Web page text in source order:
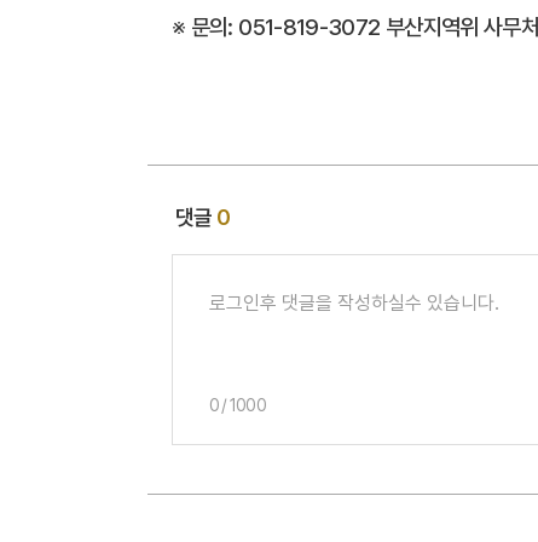
※ 문의: 051-819-3072 부산지역위 사무처
댓글 0
0/1000